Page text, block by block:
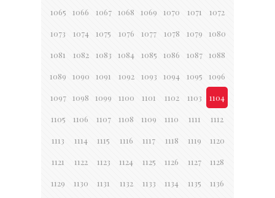
1065 1066 1067 1068 1069 1070 1071 1072
1073 1074 1075 1076 1077 1078 1079 1080
1081 1082 1083 1084 1085 1086 1087 1088
1089 1090 1091 1092 1093 1094 1095 1096
1097 1098 1099 1100 1101 1102 1103 1104
1105 1106 1107 1108 1109 1110 1111 1112
1113 1114 1115 1116 1117 1118 1119 1120
1121 1122 1123 1124 1125 1126 1127 1128
1129 1130 1131 1132 1133 1134 1135 1136